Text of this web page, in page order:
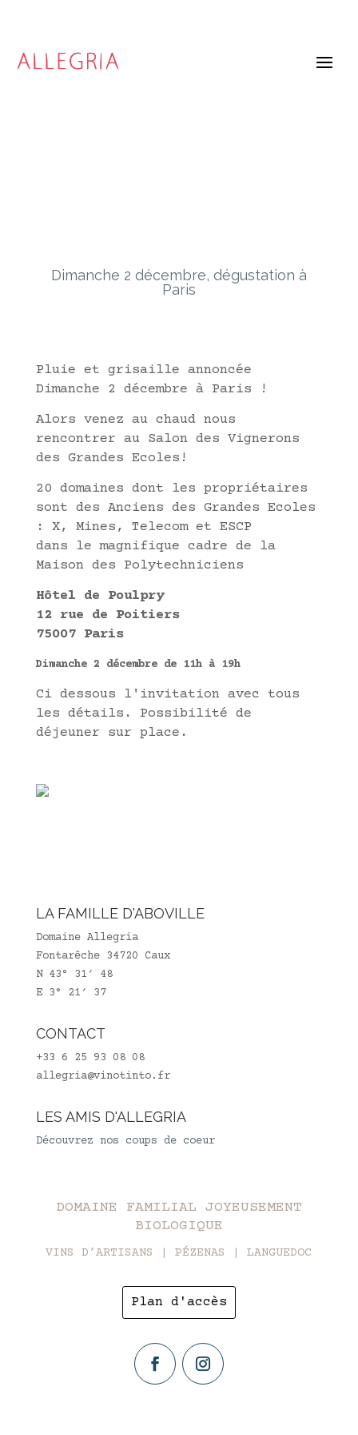
Dimanche 2 décembre, dégustation à
Paris
Pluie et grisaille annoncée
Dimanche 2 décembre à Paris !
Alors venez au chaud nous
rencontrer au Salon des Vignerons
des Grandes Ecoles!
20 domaines dont les propriétaires
sont des Anciens des Grandes Ecoles
: X, Mines, Telecom et ESCP
dans le magnifique cadre de la
Maison des Polytechniciens
Hôtel de Poulpry
12 rue de Poitiers
75007 Paris
Dimanche 2 décembre de 11h à 19h
Ci dessous l'invitation avec tous
les détails. Possibilité de
déjeuner sur place.
LA FAMILLE D'ABOVILLE
Domaine Allegria
Fontarêche 34720 Caux
N 43° 31′ 48
E 3° 21′ 37
CONTACT
+33 6 25 93 08 08
allegria@vinotinto.fr
LES AMIS D'ALLEGRIA
Découvrez nos coups de coeur
DOMAINE FAMILIAL JOYEUSEMENT
BIOLOGIQUE
VINS D’ARTISANS | PÉZENAS | LANGUEDOC
Plan d'accès